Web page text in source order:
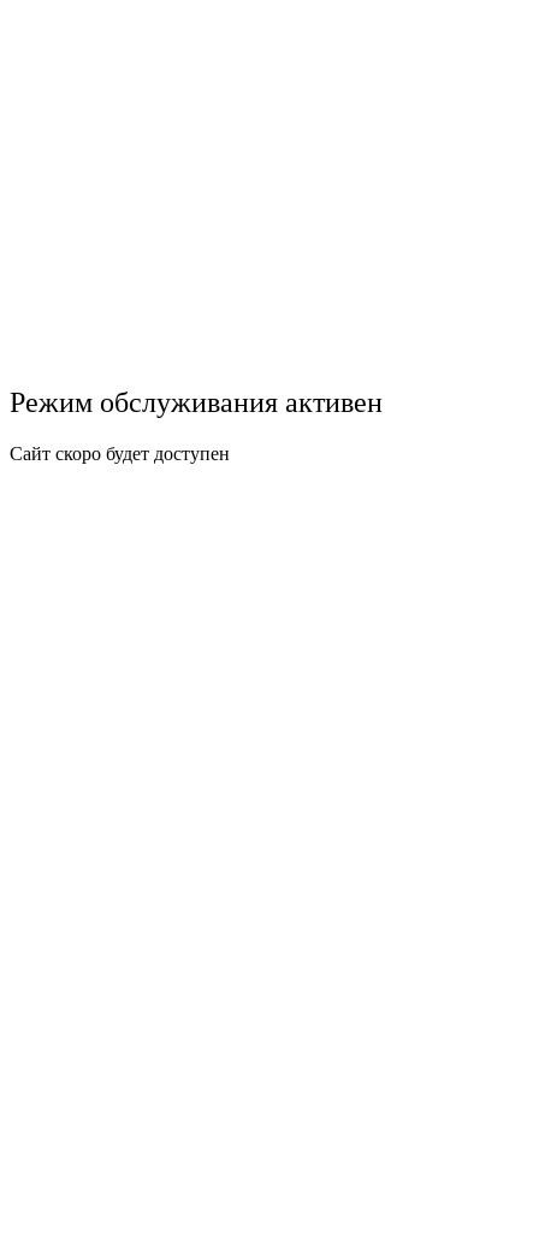
Режим обслуживания активен
Сайт скоро будет доступен